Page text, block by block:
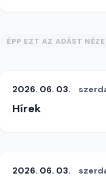
ÉPP EZT AZ ADÁST
2026. 06. 03.
Hírek
2026. 06. 03.